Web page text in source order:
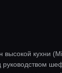
высокой кухни